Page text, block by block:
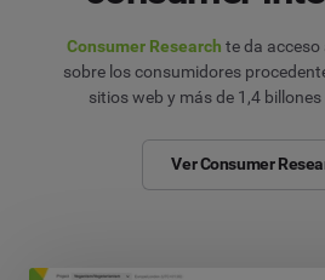
Consumer Research te da
sobre los consumidores
sitios web y más de 1,4
Ver Consumer